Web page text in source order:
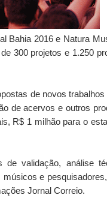
Bahia 2016 e Natura
300 projetos e 1.250
de novos
de acervos e outros
R$ 1 milhão para o
de validação, análise
e
Jornal Correio.